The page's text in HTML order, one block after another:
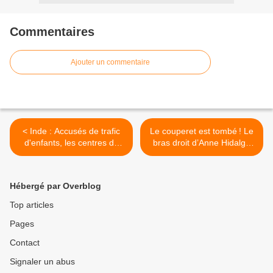
Commentaires
Ajouter un commentaire
< Inde : Accusés de trafic
d'enfants, les centres de
mère Teresa vont être
Le couperet est tombé ! Le
bras droit d’Anne Hidalgo
placé sous contrôle
Hébergé par Overblog
Top articles
Pages
Contact
Signaler un abus